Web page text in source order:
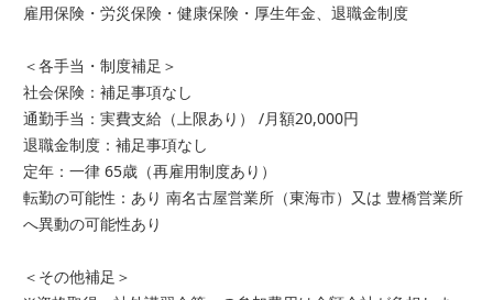
雇用保険・労災保険・健康保険・厚生年金、退職金制度
＜各手当・制度補足＞
社会保険：補足事項なし
通勤手当：実費支給（上限あり） /月額20,000円
退職金制度：補足事項なし
定年：一律 65歳（再雇用制度あり）
転勤の可能性：あり 南名古屋営業所（東海市）又は 豊橋営業所
へ異動の可能性あり
＜その他補足＞